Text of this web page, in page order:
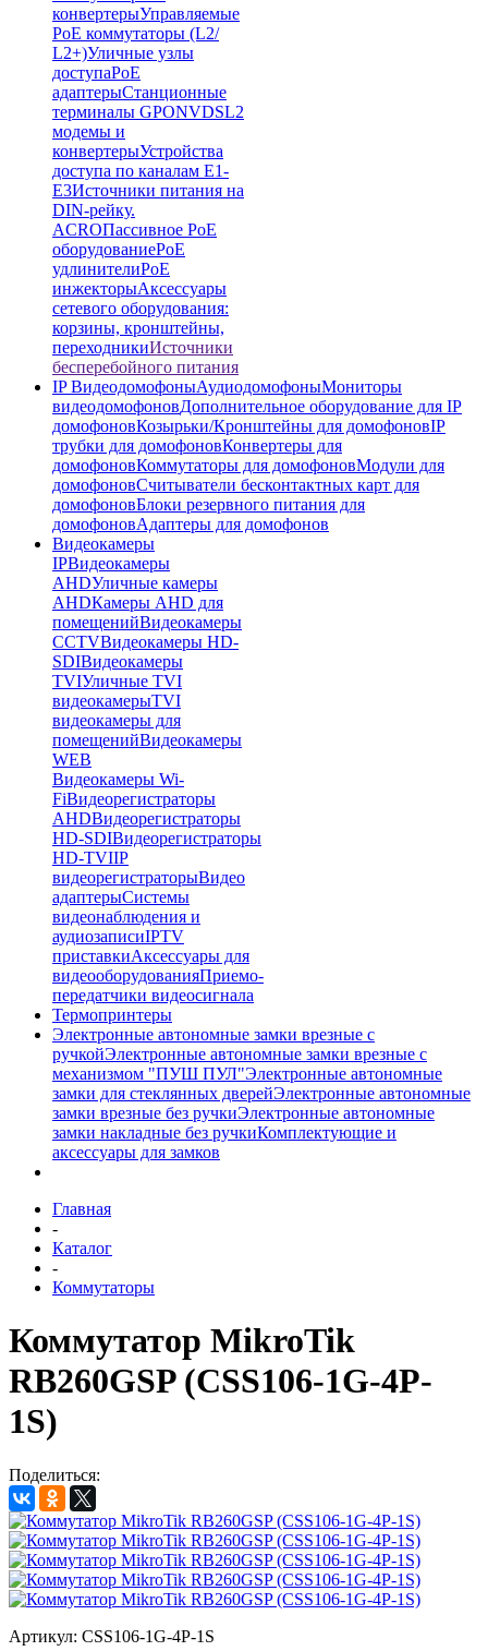
конвертерыУправляемые
PoE коммутаторы (L2/
L2+)Уличные узлы
доступаPoE
адаптерыСтанционные
терминалы GPONVDSL2
модемы и
конвертерыУстройства
доступа по каналам E1-
E3Источники питания на
DIN-рейку.
ACROПассивное PoE
оборудованиеPoE
удлинителиPoE
инжекторыАксессуары
сетевого оборудования:
корзины, кронштейны,
переходникиИсточники
бесперебойного питания
IP ВидеодомофоныАудиодомофоныМониторы
видеодомофоновДополнительное оборудование для IP
домофоновКозырьки/Кронштейны для домофоновIP
трубки для домофоновКонвертеры для
домофоновКоммутаторы для домофоновМодули для
домофоновСчитыватели бесконтактных карт для
домофоновБлоки резервного питания для
домофоновАдаптеры для домофонов
Видеокамеры
IPВидеокамеры
AHDУличные камеры
AHDКамеры AHD для
помещенийВидеокамеры
CCTVВидеокамеры HD-
SDIВидеокамеры
TVIУличные TVI
видеокамерыTVI
видеокамеры для
помещенийВидеокамеры
WEB
Видеокамеры Wi-
FiВидеорегистраторы
AHDВидеорегистраторы
HD-SDIВидеорегистраторы
HD-TVIIP
видеорегистраторыВидео
адаптерыСистемы
видеонаблюдения и
аудиозаписиIPTV
приставкиАксессуары для
видеооборудованияПриемо-
передатчики видеосигнала
Термопринтеры
Электронные автономные замки врезные с
ручкойЭлектронные автономные замки врезные с
механизмом "ПУШ ПУЛ"Электронные автономные
замки для стеклянных дверейЭлектронные автономные
замки врезные без ручкиЭлектронные автономные
замки накладные без ручкиКомплектующие и
аксессуары для замков
Главная
-
Каталог
-
Коммутаторы
Коммутатор MikroTik
RB260GSP (CSS106-1G-4P-
1S)
Поделиться:
Артикул: CSS106-1G-4P-1S